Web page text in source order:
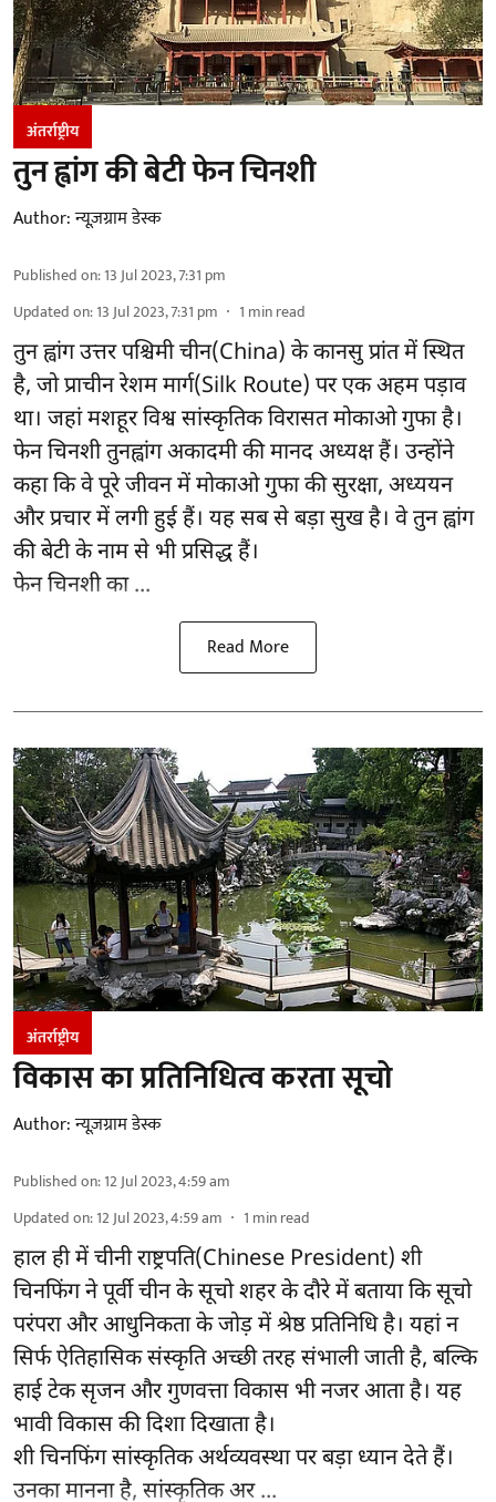
अंतर्राष्ट्रीय
तुन ह्वांग की बेटी फेन चिनशी
Author:न्यूज़ग्राम डेस्क
Published on:13 Jul 2023, 7:31 pm
Updated on:13 Jul 2023, 7:31 pm 1 min read
तुन ह्वांग उत्तर पश्चिमी चीन(China) के कानसु प्रांत में स्थित
है, जो प्राचीन रेशम मार्ग(Silk Route) पर एक अहम पड़ाव
था। जहां मशहूर विश्व सांस्कृतिक विरासत मोकाओ गुफा है।
फेन चिनशी तुनह्वांग अकादमी की मानद अध्यक्ष हैं। उन्होंने
कहा कि वे पूरे जीवन में मोकाओ गुफा की सुरक्षा, अध्ययन
और प्रचार में लगी हुई हैं। यह सब से बड़ा सुख है। वे तुन ह्वांग
की बेटी के नाम से भी प्रसिद्ध हैं।
फेन चिनशी का ...
Read More
अंतर्राष्ट्रीय
विकास का प्रतिनिधित्व करता सूचो
Author:न्यूज़ग्राम डेस्क
Published on:12 Jul 2023, 4:59 am
Updated on:12 Jul 2023, 4:59 am 1 min read
हाल ही में चीनी राष्ट्रपति(Chinese President) शी
चिनफिंग ने पूर्वी चीन के सूचो शहर के दौरे में बताया कि सूचो
परंपरा और आधुनिकता के जोड़ में श्रेष्ठ प्रतिनिधि है। यहां न
सिर्फ ऐतिहासिक संस्कृति अच्छी तरह संभाली जाती है, बल्कि
हाई टेक सृजन और गुणवत्ता विकास भी नजर आता है। यह
भावी विकास की दिशा दिखाता है।
शी चिनफिंग सांस्कृतिक अर्थव्यवस्था पर बड़ा ध्यान देते हैं।
उनका मानना है, सांस्कृतिक अर ...